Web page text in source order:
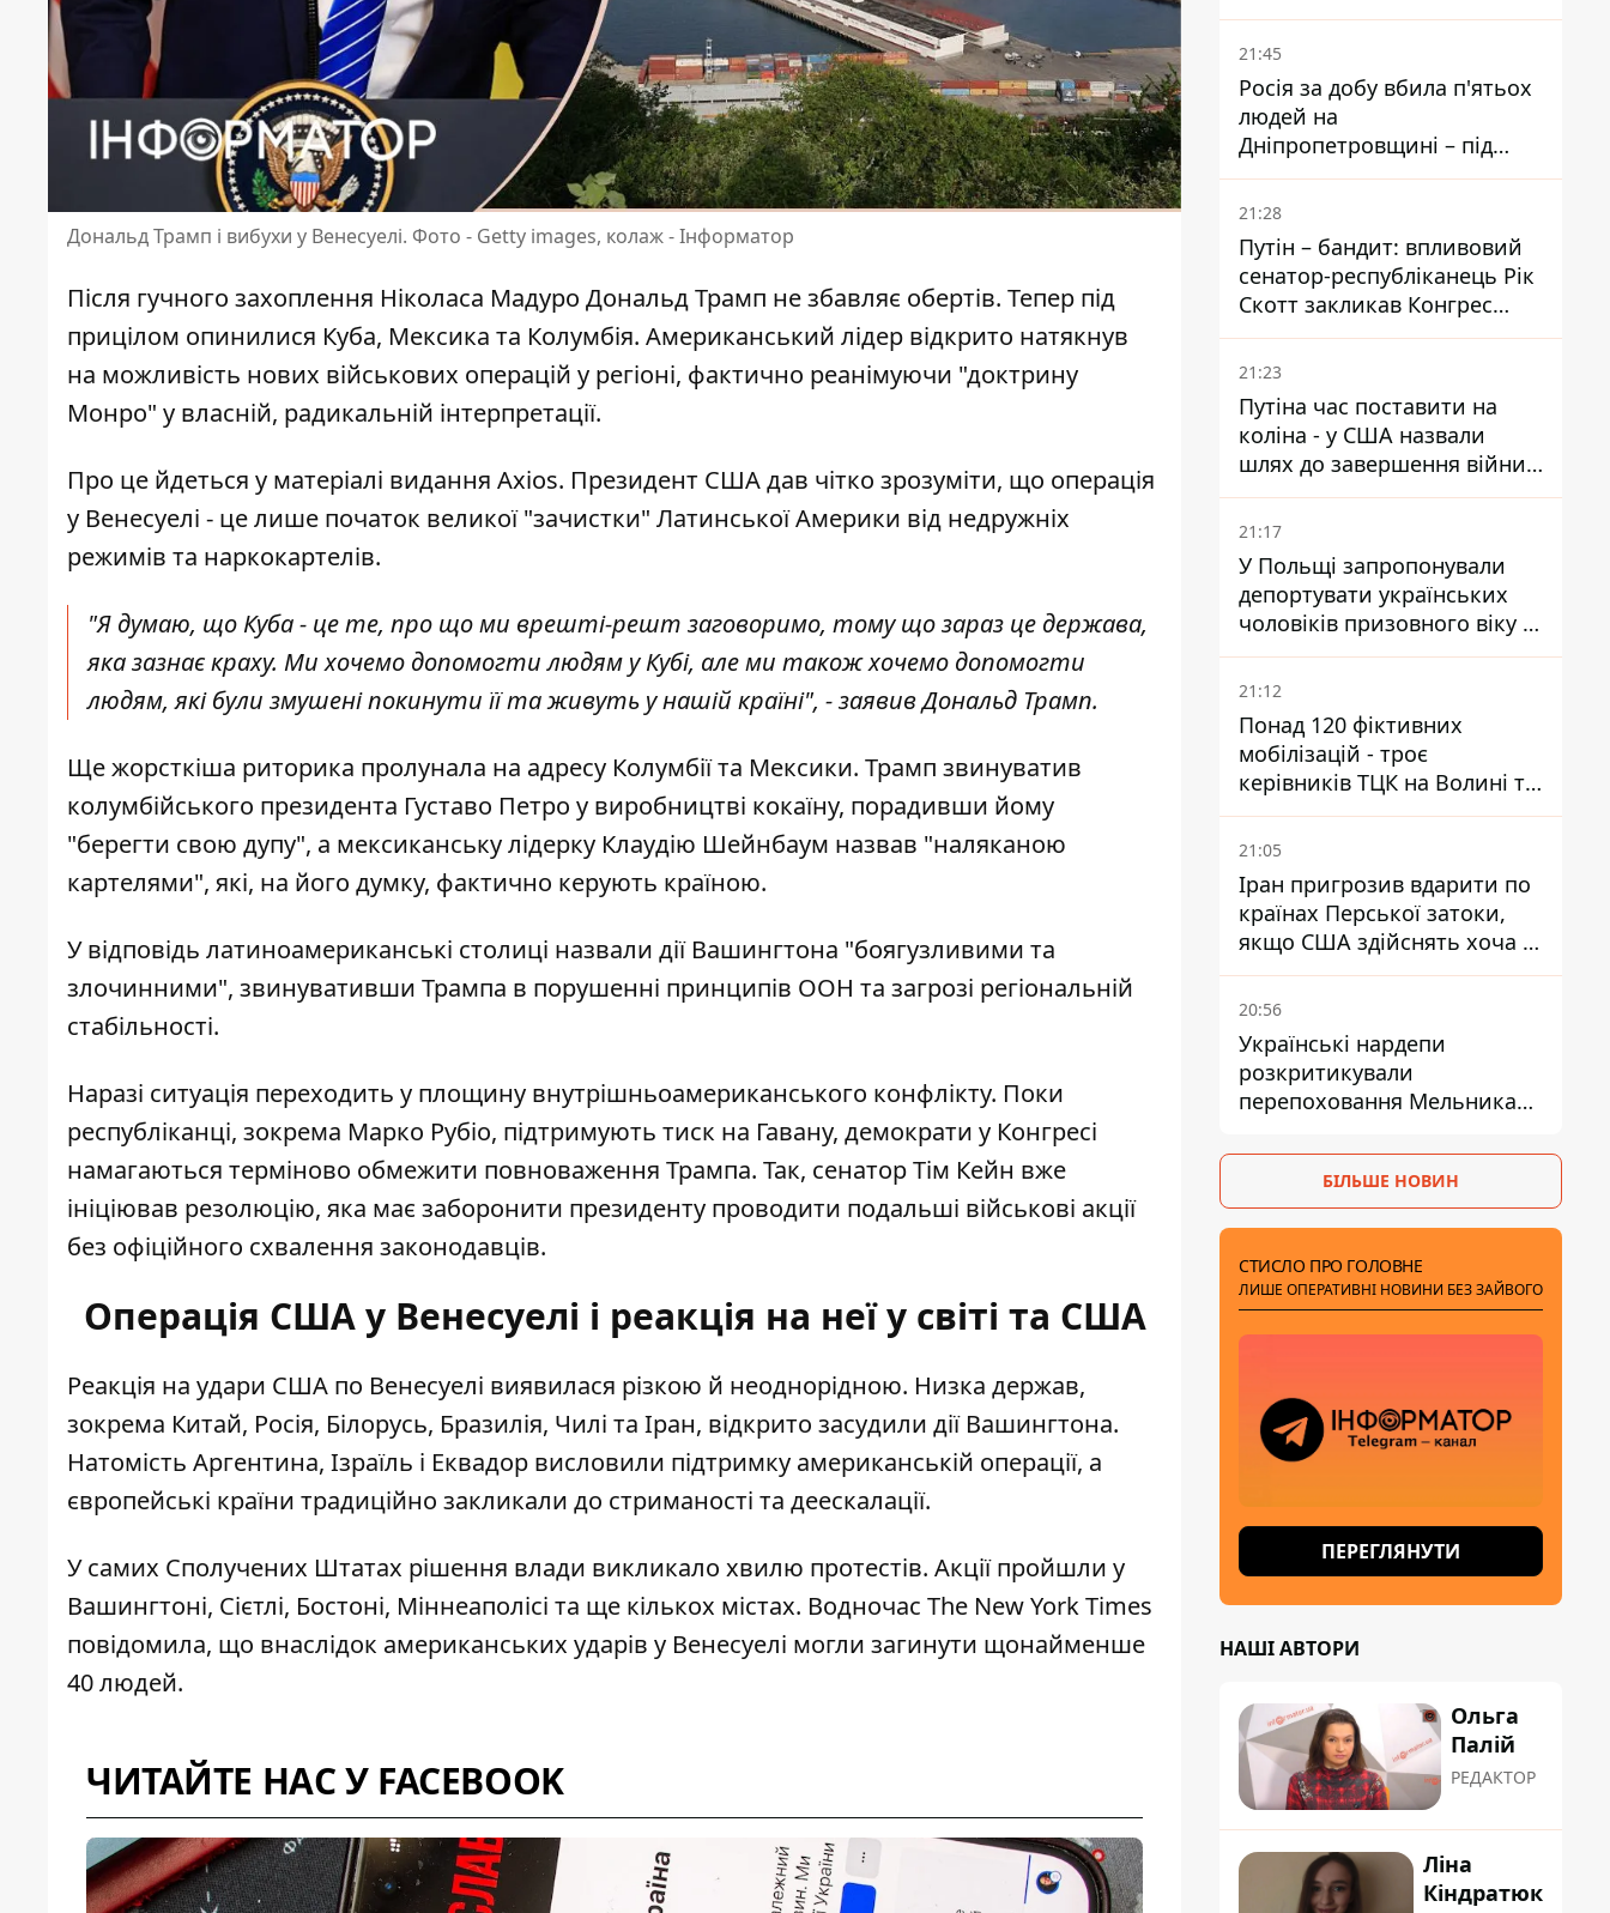
Дональд Трамп і вибухи у Венесуелі. Фото - Getty images, колаж - Інформатор
Після гучного захоплення Ніколаса Мадуро Дональд Трамп не збавляє обертів. Тепер під
прицілом опинилися Куба, Мексика та Колумбія. Американський лідер відкрито натякнув
на можливість нових військових операцій у регіоні, фактично реанімуючи "доктрину
Монро" у власній, радикальній інтерпретації.
Про це йдеться у матеріалі видання Axios. Президент США дав чітко зрозуміти, що операція
у Венесуелі - це лише початок великої "зачистки" Латинської Америки від недружніх
режимів та наркокартелів.
"Я думаю, що Куба - це те, про що ми врешті-решт заговоримо, тому що зараз це держава,
яка зазнає краху. Ми хочемо допомогти людям у Кубі, але ми також хочемо допомогти
людям, які були змушені покинути її та живуть у нашій країні", - заявив Дональд Трамп.
Ще жорсткіша риторика пролунала на адресу Колумбії та Мексики. Трамп звинуватив
колумбійського президента Густаво Петро у виробництві кокаїну, порадивши йому
"берегти свою дупу", а мексиканську лідерку Клаудію Шейнбаум назвав "наляканою
картелями", які, на його думку, фактично керують країною.
У відповідь латиноамериканські столиці назвали дії Вашингтона "боягузливими та
злочинними", звинувативши Трампа в порушенні принципів ООН та загрозі регіональній
стабільності.
Наразі ситуація переходить у площину внутрішньоамериканського конфлікту. Поки
республіканці, зокрема Марко Рубіо, підтримують тиск на Гавану, демократи у Конгресі
намагаються терміново обмежити повноваження Трампа. Так, сенатор Тім Кейн вже
ініціював резолюцію, яка має заборонити президенту проводити подальші військові акції
без офіційного схвалення законодавців.
Операція США у Венесуелі і реакція на неї у світі та США
Реакція на удари США по Венесуелі виявилася різкою й неоднорідною. Низка держав,
зокрема Китай, Росія, Білорусь, Бразилія, Чилі та Іран, відкрито засудили дії Вашингтона.
Натомість Аргентина, Ізраїль і Еквадор висловили підтримку американській операції, а
європейські країни традиційно закликали до стриманості та деескалації.
У самих Сполучених Штатах рішення влади викликало хвилю протестів. Акції пройшли у
Вашингтоні, Сієтлі, Бостоні, Міннеаполісі та ще кількох містах. Водночас The New York Times
повідомила, що внаслідок американських ударів у Венесуелі могли загинути щонайменше
40 людей.
ЧИТАЙТЕ НАС У FACEBOOK
біль – він очолив народне
голосування
21:45
Росія за добу вбила п'ятьох
людей на
Дніпропетровщині – під
ударами опинилися п'ять
районів області
21:28
Путін – бандит: впливовий
сенатор-республіканець Рік
Скотт закликав Конгрес
притягнути РФ до
відповідальності за війну в
Україні
21:23
Путіна час поставити на
коліна - у США назвали
шлях до завершення війни -
National Security Journal
21:17
У Польщі запропонували
депортувати українських
чоловіків призовного віку -
кого це може торкнутися
21:12
Понад 120 фіктивних
мобілізацій - троє
керівників ТЦК на Волині та
Буковині отримали підозри
за фейкові звіти
21:05
Іран пригрозив вдарити по
країнах Перської затоки,
якщо США здійснять хоча б
одну атаку - Reuters
20:56
Українські нардепи
розкритикували
перепоховання Мельника
ізоляції
БІЛЬШЕ НОВИН
СТИСЛО ПРО ГОЛОВНЕ
ЛИШЕ ОПЕРАТИВНІ НОВИНИ БЕЗ ЗАЙВОГО
ПЕРЕГЛЯНУТИ
НАШІ АВТОРИ
Ольга
Палій
РЕДАКТОР
Ліна
Кіндратюк